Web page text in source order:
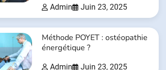
Admin Juin 23, 2025
Méthode POYET : ostéopathie
énergétique ?
Admin Juin 23, 2025